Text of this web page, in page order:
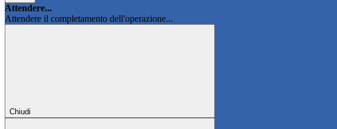
Attendere...
Attendere il completamento dell'operazione...
Chiudi